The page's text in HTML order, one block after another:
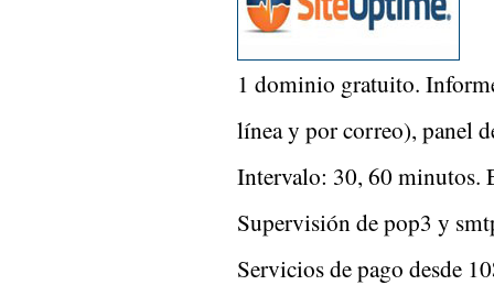
1 dominio gratuito.
línea y por correo), panel
Intervalo: 30, 60 minutos.
Supervisión de pop3 y
Servicios de pago desde